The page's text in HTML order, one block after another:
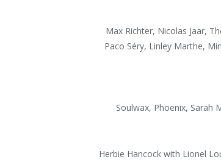
Max Richter, Nicolas Jaar,
Paco Séry, Linley Marthe,
Soulwax, Phoenix, Sarah
Herbie Hancock with Lionel